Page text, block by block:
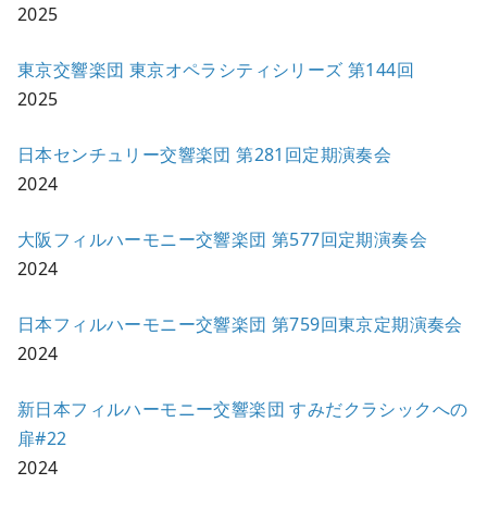
2025
東京交響楽団 東京オペラシティシリーズ 第144回
2025
日本センチュリー交響楽団 第281回定期演奏会
2024
大阪フィルハーモニー交響楽団 第577回定期演奏会
2024
日本フィルハーモニー交響楽団 第759回東京定期演奏会
2024
新日本フィルハーモニー交響楽団 すみだクラシックへの
扉#22
2024